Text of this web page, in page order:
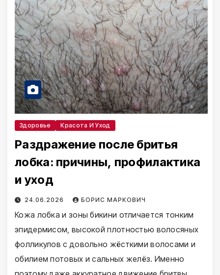
Здоровье Красота И Уход
Раздражение после бритья
лобка: причины, профилактика
и уход
24.06.2026 БОРИС МАРКОВИЧ
Кожа лобка и зоны бикини отличается тонким
эпидермисом, высокой плотностью волосяных
фолликулов с довольно жёсткими волосами и
обилием потовых и сальных желёз. Именно